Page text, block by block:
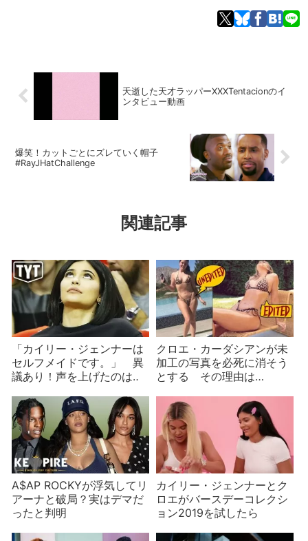
夭逝した天才ラッパーXXXTentacionのイ
ンタビュー動画
爆笑！カットごとにズレていく帽子
#RayJHatChallenge
関連記事
「カイリー・ジェンナーは
セルフメイドです。」 異
議あり！声を上げたのは‥
クロエ・カーダシアンが未
加工の写真を必死に消そう
とする その理由は…
A$AP ROCKYが浮気してリ
アーナと破局？実はデマだ
ったと判明
カイリー・ジェンナーとク
ロエがバースデーコレクシ
ョン2019を試したら